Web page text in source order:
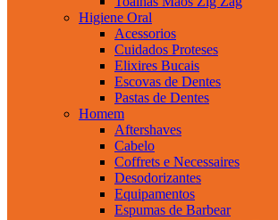
Higiene Oral
Acessorios
Cuidados Proteses
Elixires Bucais
Escovas de Dentes
Pastas de Dentes
Homem
Aftershaves
Cabelo
Coffrets e Necessaires
Desodorizantes
Equipamentos
Espumas de Barbear